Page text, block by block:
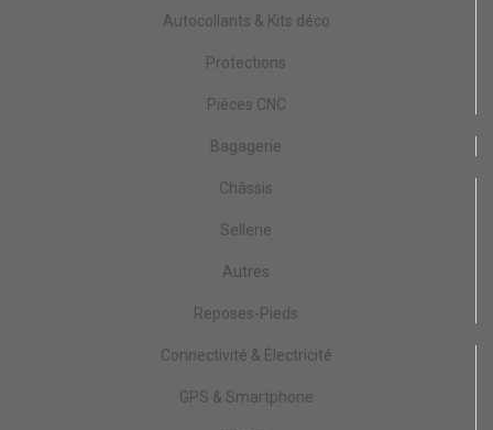
Autocollants & Kits déco
Protections
Pièces CNC
Bagagerie
Châssis
Sellerie
Autres
Reposes-Pieds
Connectivité & Électricité
GPS & Smartphone